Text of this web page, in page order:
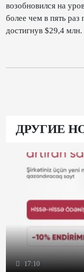
возобновился на
более чем в пять
достигнув $29,4 млн.
ДРУГИЕ
17:10